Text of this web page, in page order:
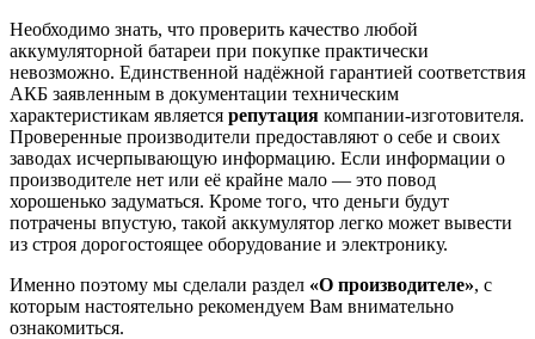
Необходимо знать, что проверить качество любой
аккумуляторной батареи при покупке практически
невозможно. Единственной надёжной гарантией соответствия
АКБ заявленным в документации техническим
характеристикам является репутация компании-изготовителя.
Проверенные производители предоставляют о себе и своих
заводах исчерпывающую информацию. Если информации о
производителе нет или её крайне мало — это повод
хорошенько задуматься. Кроме того, что деньги будут
потрачены впустую, такой аккумулятор легко может вывести
из строя дорогостоящее оборудование и электронику.
Именно поэтому мы сделали раздел «О производителе», с
которым настоятельно рекомендуем Вам внимательно
ознакомиться.